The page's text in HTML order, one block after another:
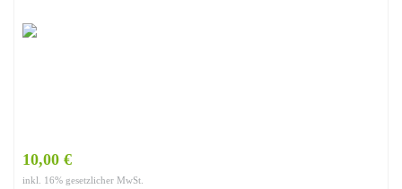
10,00 €
inkl. 16% gesetzlicher MwSt.